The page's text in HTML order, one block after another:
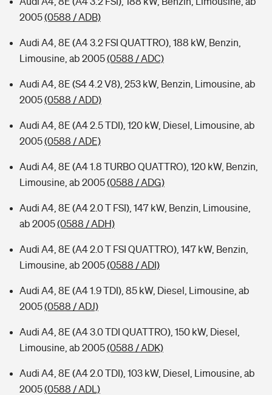
2005(0588 / ADB)
Audi A4, 8E (A4 3.2 FSI QUATTRO), 188 kW, Benzin,
Limousine, ab 2005(0588 / ADC)
Audi A4, 8E (S4 4.2 V8), 253 kW, Benzin, Limousine, ab
2005(0588 / ADD)
Audi A4, 8E (A4 2.5 TDI), 120 kW, Diesel, Limousine, ab
2005(0588 / ADE)
Audi A4, 8E (A4 1.8 TURBO QUATTRO), 120 kW, Benzin,
Limousine, ab 2005(0588 / ADG)
Audi A4, 8E (A4 2.0 T FSI), 147 kW, Benzin, Limousine,
ab 2005(0588 / ADH)
Audi A4, 8E (A4 2.0 T FSI QUATTRO), 147 kW, Benzin,
Limousine, ab 2005(0588 / ADI)
Audi A4, 8E (A4 1.9 TDI), 85 kW, Diesel, Limousine, ab
2005(0588 / ADJ)
Audi A4, 8E (A4 3.0 TDI QUATTRO), 150 kW, Diesel,
Limousine, ab 2005(0588 / ADK)
Audi A4, 8E (A4 2.0 TDI), 103 kW, Diesel, Limousine, ab
2005(0588 / ADL)